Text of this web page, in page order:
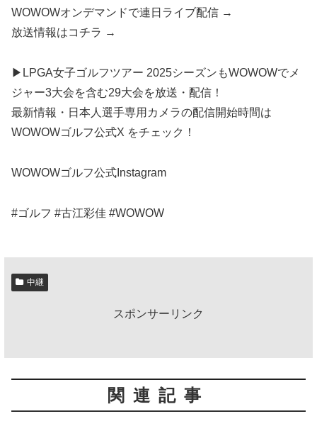
WOWOWオンデマンドで連日ライブ配信 →
放送情報はコチラ →
▶LPGA女子ゴルフツアー 2025シーズンもWOWOWでメ
ジャー3大会を含む29大会を放送・配信！
最新情報・日本人選手専用カメラの配信開始時間は
WOWOWゴルフ公式X をチェック！
WOWOWゴルフ公式Instagram
#ゴルフ #古江彩佳 #WOWOW
中継
スポンサーリンク
関連記事